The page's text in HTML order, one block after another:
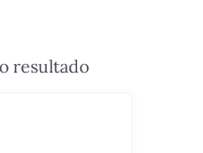
resultado